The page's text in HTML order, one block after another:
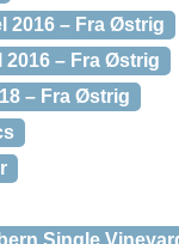
2016 – Fra Østrig
– Fra Østrig
– Fra Østrig
Single